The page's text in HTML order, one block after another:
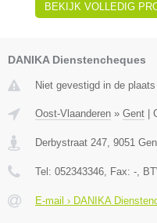
BEKIJK VOLLEDIG
DANIKA Dienstencheques
Niet gevestigd in de
Oost-Vlaanderen » Gent
Derbystraat 247, 9051
Tel: 052343346, Fax: -,
E-mail › DANIKA